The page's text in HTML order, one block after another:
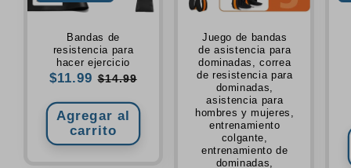
Bandas de
resistencia para
hacer ejercicio
Precio
oferta
$11.99 Precio
$14.99
Agregar al
carrito
Juego de bandas
de asistencia para
dominadas, correa
de resistencia para
dominadas,
asistencia para
hombres y mujeres,
entrenamiento
colgante,
entrenamiento de
dominadas,